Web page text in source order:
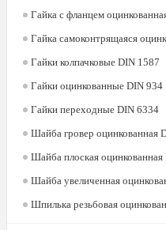
Гайка с фланцем
Гайка самоконтрящаяся
Гайки колпачковые DIN 1587
Гайки оцинкованные DIN 934
Гайки переходные DIN 6334
Шайба гровер оцинкованная
Шайба плоская
Шайба увеличенная
Шпилька резьбовая